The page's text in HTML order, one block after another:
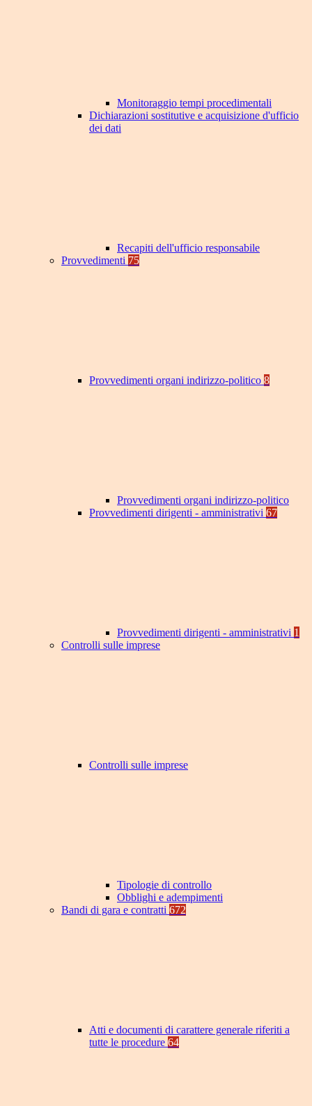
Monitoraggio tempi procedimentali
Dichiarazioni sostitutive e acquisizione d'ufficio
dei dati
Recapiti dell'ufficio responsabile
Provvedimenti 75
Provvedimenti organi indirizzo-politico 8
Provvedimenti organi indirizzo-politico
Provvedimenti dirigenti - amministrativi 67
Provvedimenti dirigenti - amministrativi 1
Controlli sulle imprese
Controlli sulle imprese
Tipologie di controllo
Obblighi e adempimenti
Bandi di gara e contratti 672
Atti e documenti di carattere generale riferiti a
tutte le procedure 64